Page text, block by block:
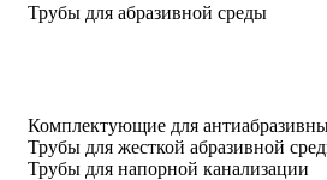
Трубы для абразивной среды
Комплектующие для
Трубы для жесткой абразивной
Трубы для напорной канализации